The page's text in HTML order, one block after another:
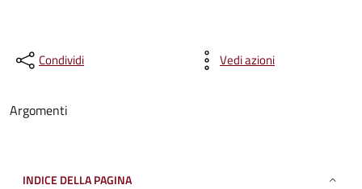
Condividi Vedi azioni
Argomenti
INDICE DELLA PAGINA